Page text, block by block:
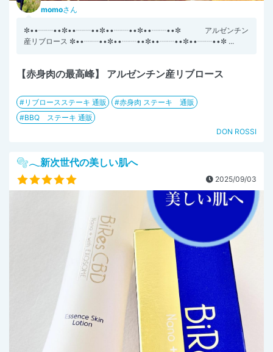
momoさん
✼••┈┈••✼••┈┈••✼••┈┈••✼••┈┈••✼ アルゼンチン
産リブロース ✼••┈┈••✼••┈┈••✼••┈┈••✼••┈┈••✼ ...
【赤身肉の最高峰】 アルゼンチン産リブロース
リブロースステーキ 通販
赤身肉 ステーキ 通販
BBQ ステーキ 通販
DON ROSSI
🫧𓂃新次世代の美しい肌へ
2025/09/03